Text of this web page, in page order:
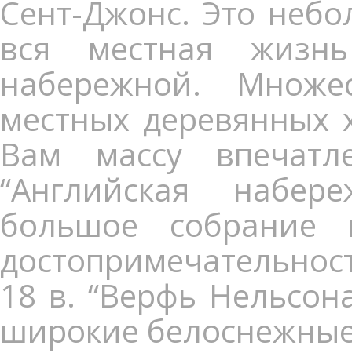
Сент-Джонс. Это
вся местная
набережной.
местных
Вам массу
“Английская
большое собрание
18 в. “Верфь
широкие